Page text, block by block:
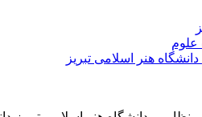
هنر اسلامی تبریز